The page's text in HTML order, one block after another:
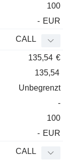
100
- EUR
CALL
135,54 €
135,54
Unbegrenzt
-
100
- EUR
CALL